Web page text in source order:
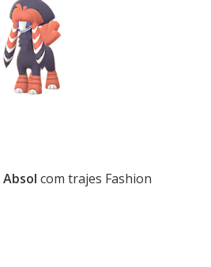
Absol com trajes Fashion